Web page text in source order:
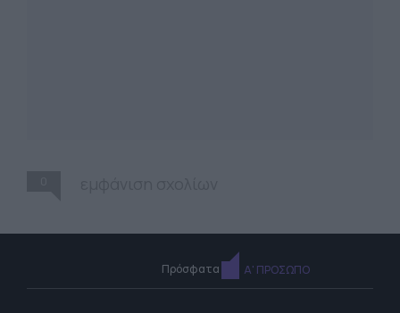
Πρόσφατα Α' ΠΡΟΣΩΠΟ